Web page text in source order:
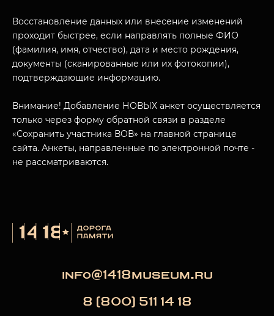
Восстановление данных или внесение изменений
проходит быстрее, если направлять полные ФИО
(фамилия, имя, отчество), дата и место рождения,
документы (сканированные или их фотокопии),
подтверждающие информацию.
Внимание! Добавление НОВЫХ анкет осуществляется
только через форму обратной связи в разделе
«Сохранить участника ВОВ» на главной странице
сайта. Анкеты, направленные по электронной почте -
не рассматриваются.
info@1418museum.ru
8 (800) 511 14 18